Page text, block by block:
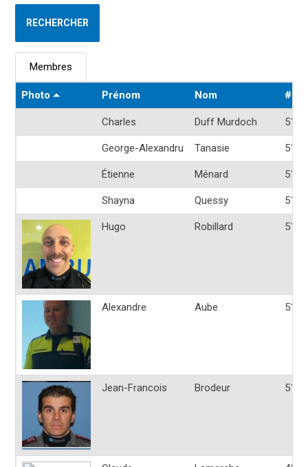
Membres
Photo Prénom Nom #
Charles Duff Murdoch 514-
George-Alexandru Tanasie 514-
Étienne Ménard 514-
Shayna Quessy 514-
Hugo Robillard 514-
Alexandre Aube 514-
Jean-Francois Brodeur 514-